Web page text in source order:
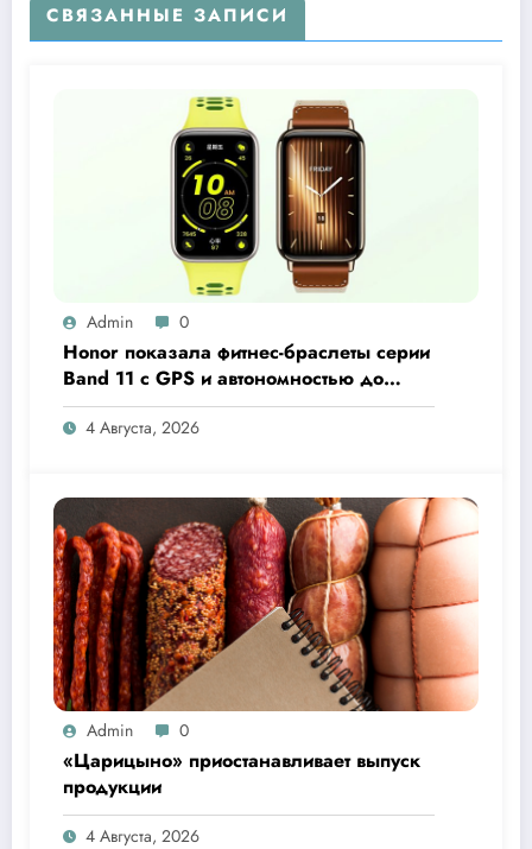
СВЯЗАННЫЕ ЗАПИСИ
Admin 0
Honor показала фитнес-браслеты серии
Band 11 с GPS и автономностью до
26 дней
4 Августа, 2026
Admin 0
«Царицыно» приостанавливает выпуск
продукции
4 Августа, 2026